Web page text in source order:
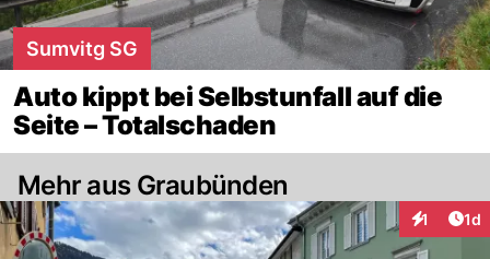
Sumvitg SG
Auto kippt bei Selbstunfall auf die
Seite – Totalschaden
Mehr aus Graubünden
1 1d